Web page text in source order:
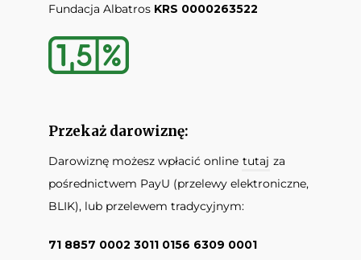
Fundacja Albatros KRS 0000263522
Przekaż darowiznę:
Darowiznę możesz wpłacić online tutaj za
pośrednictwem PayU (przelewy elektroniczne,
BLIK), lub przelewem tradycyjnym:
71 8857 0002 3011 0156 6309 0001